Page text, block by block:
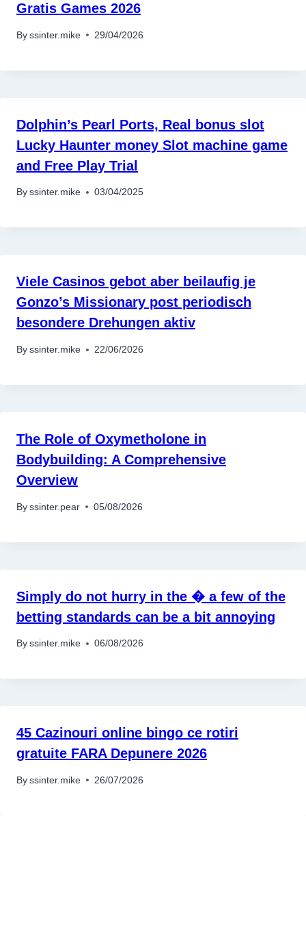
Gratis Games 2026
By ssinter.mike 29/04/2026
Dolphin’s Pearl Ports, Real bonus slot
Lucky Haunter money Slot machine game
and Free Play Trial
By ssinter.mike 03/04/2025
Viele Casinos gebot aber beilaufig je
Gonzo’s Missionary post periodisch
besondere Drehungen aktiv
By ssinter.mike 22/06/2026
The Role of Oxymetholone in
Bodybuilding: A Comprehensive
Overview
By ssinter.pear 05/08/2026
Simply do not hurry in the � a few of the
betting standards can be a bit annoying
By ssinter.mike 06/08/2026
45 Cazinouri online bingo ce rotiri
gratuite FARA Depunere 2026
By ssinter.mike 26/07/2026